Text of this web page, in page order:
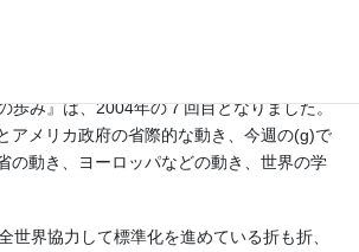
歩み』は、2004年の７回目となりました。
アメリカ政府の省際的な動き、今週の(g)で
の動き、ヨーロッパなどの動き、世界の学
世界協力して標準化を進めている折も折、